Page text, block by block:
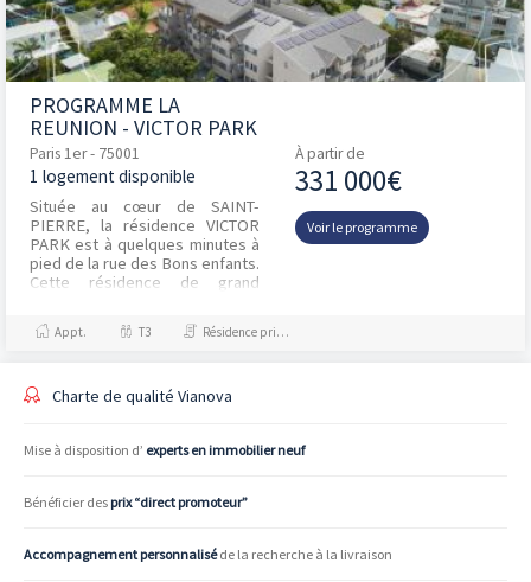
rapport à l’immobilier ancien, les biens neufs attirent de plus en
plus les Parisiens en quête d’un appartement, d’un studio ou
d’une maison : en effet les biens construit se trouvent être aux
dernières normes environnementales et énergétiques. De plus,
les frais de notaire sont moindres par rapport à un achat
immobilier ancien.
Découvrez tous nos biens disponibles à Paris 1er
Avec Vianova, vous avez un accès direct à plus de 10 000
programmes neufs disponibles à Paris 1er. Votre localisation
étant en zone Abis, vous pouvez profiter du dispositif Pinel dans
N’hésitez pas à nous contacter au 0806 110 456 pour nous
PROGRAMME LA
REUNION - VICTOR PARK
Paris 1er - 75001
1 logement disponible
Située au cœur de SAINT-
PIERRE, la résidence VICTOR
PARK est à quelques minutes à
pied de la rue des Bons enfants.
Cette résidence de grand
situation remarquable, à de...
À partir de
331 000€
Voir le programme
Appt. T3 Résidence principale / PTZ
Charte de qualité Vianova
Mise à disposition d’ experts en immobilier neuf
Bénéficier des prix “direct promoteur”
Accompagnement personnaliséde la recherche à la livraison